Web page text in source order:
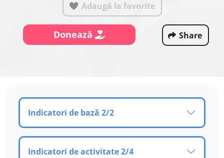
Adaugă la favorite
Donează Share
Indicatori de bază 2/2
Indicatori de activitate 2/4